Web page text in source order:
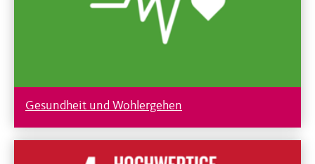
Gesundheit und Wohlergehen